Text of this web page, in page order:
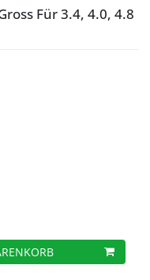
Für 3.4, 4.0, 4.8